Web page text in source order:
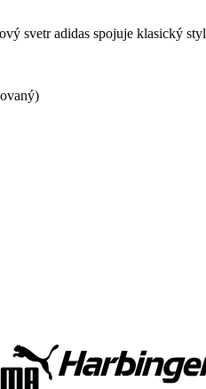
svetr adidas spojuje klasický